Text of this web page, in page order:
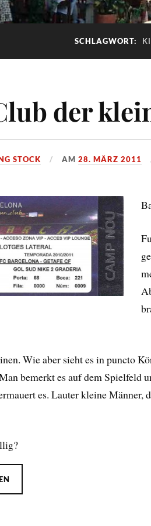
SCHLAGWORT:
der
STOCK AM28. MÄRZ 2011
Wie aber sieht es in puncto
bemerkt es auf dem Spielfeld
es. Lauter kleine Männer,